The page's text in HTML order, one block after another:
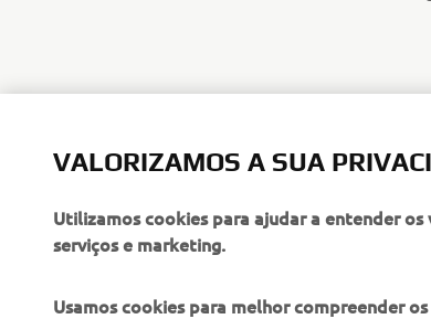
VALORIZAMOS A SUA
Utilizamos cookies para ajudar a entender
serviços e marketing.
Usamos cookies para melhor compreender